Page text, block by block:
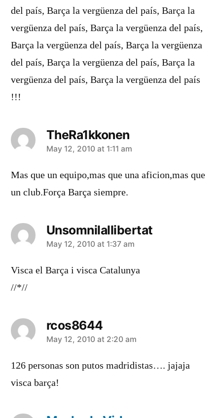
del país, Barça la vergüenza del país, Barça la
vergüenza del país, Barça la vergüenza del país,
Barça la vergüenza del país, Barça la vergüenza
del país, Barça la vergüenza del país, Barça la
vergüenza del país, Barça la vergüenza del país
!!!
TheRa1kkonen
says:
May 12, 2010 at 1:11 am
Mas que un equipo,mas que una aficion,mas que
un club.Força Barça siempre.
Unsomnilallibertat
says:
May 12, 2010 at 1:37 am
Visca el Barça i visca Catalunya
//*//
rcos8644
says:
May 12, 2010 at 2:20 am
126 personas son putos madridistas…. jajaja
visca barça!